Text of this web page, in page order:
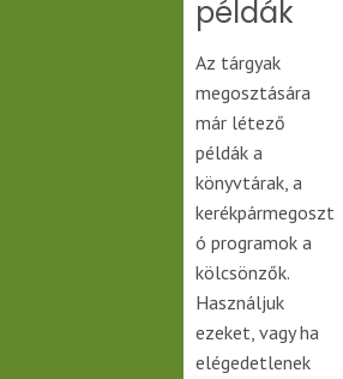
példák
Az tárgyak
megosztására
már létező
példák a
könyvtárak, a
kerékpármegoszt
ó programok a
kölcsönzők.
Használjuk
ezeket, vagy ha
elégedetlenek